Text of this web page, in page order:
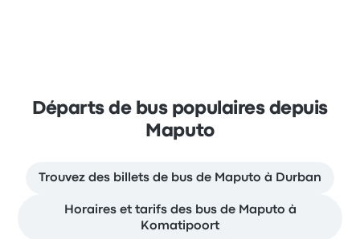
Départs de bus populaires depuis
Maputo
Trouvez des billets de bus de Maputo à Durban
Horaires et tarifs des bus de Maputo à
Komatipoort